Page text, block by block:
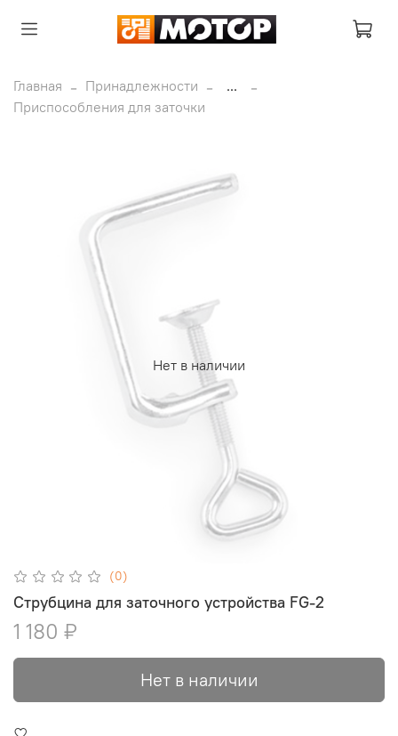
Главная Принадлежности
...
Приспособления для заточки
Нет в наличии
(0)
Струбцина для заточного устройства FG-2
1 180 ₽
Нет в наличии